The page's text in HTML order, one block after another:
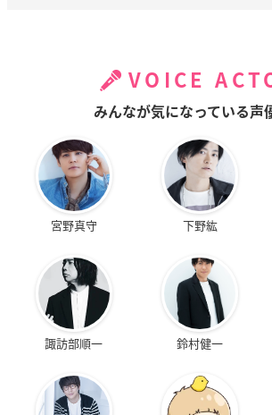
VOICE
みんなが気になっている声
宮野真守 下野紘
諏訪部順一 鈴村健一